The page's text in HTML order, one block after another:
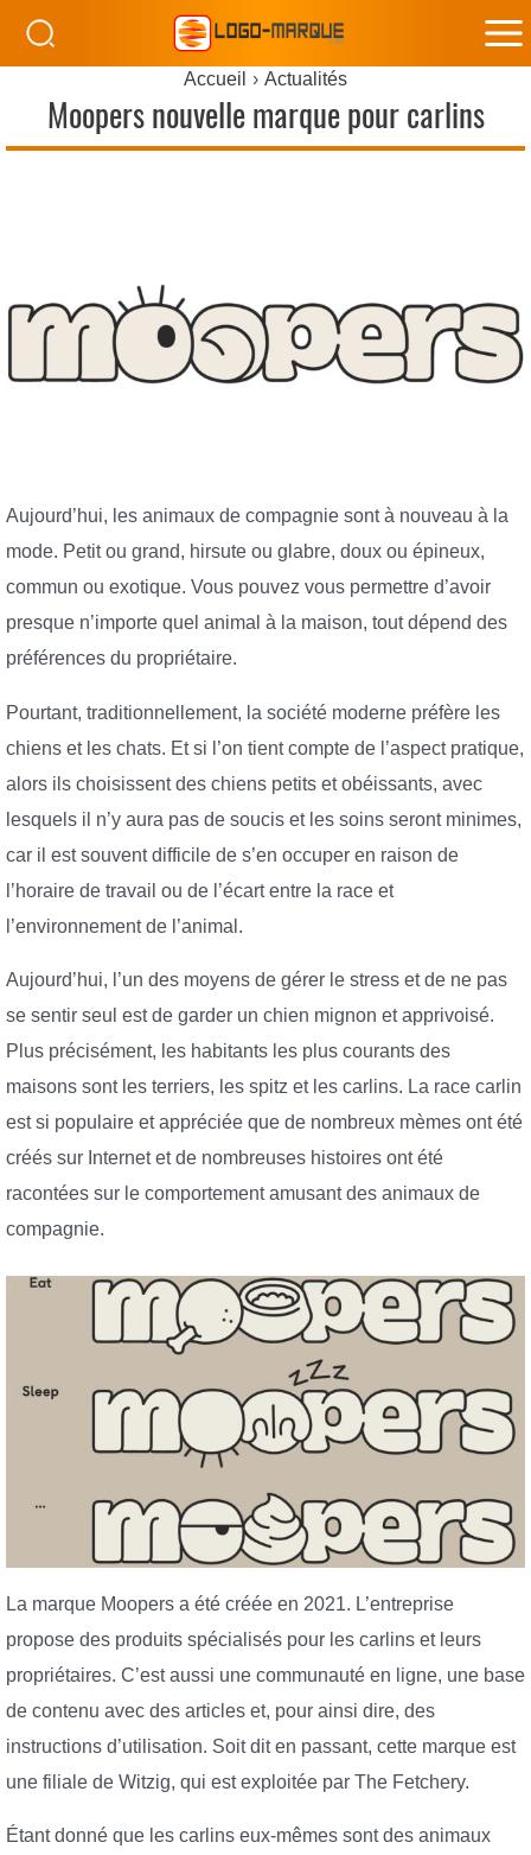
Accueil Actualités
Moopers nouvelle marque pour carlins
Aujourd’hui, les animaux de compagnie sont à nouveau à la
mode. Petit ou grand, hirsute ou glabre, doux ou épineux,
commun ou exotique. Vous pouvez vous permettre d’avoir
presque n’importe quel animal à la maison, tout dépend des
préférences du propriétaire.
Pourtant, traditionnellement, la société moderne préfère les
chiens et les chats. Et si l’on tient compte de l’aspect pratique,
alors ils choisissent des chiens petits et obéissants, avec
lesquels il n’y aura pas de soucis et les soins seront minimes,
car il est souvent difficile de s’en occuper en raison de
l’horaire de travail ou de l’écart entre la race et
l’environnement de l’animal.
Aujourd’hui, l’un des moyens de gérer le stress et de ne pas
se sentir seul est de garder un chien mignon et apprivoisé.
Plus précisément, les habitants les plus courants des
maisons sont les terriers, les spitz et les carlins. La race carlin
est si populaire et appréciée que de nombreux mèmes ont été
créés sur Internet et de nombreuses histoires ont été
racontées sur le comportement amusant des animaux de
compagnie.
La marque Moopers a été créée en 2021. L’entreprise
propose des produits spécialisés pour les carlins et leurs
propriétaires. C’est aussi une communauté en ligne, une base
de contenu avec des articles et, pour ainsi dire, des
instructions d’utilisation. Soit dit en passant, cette marque est
une filiale de Witzig, qui est exploitée par The Fetchery.
Étant donné que les carlins eux-mêmes sont des animaux